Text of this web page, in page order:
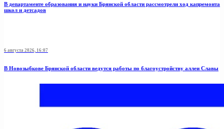
В департаменте образования и науки Брянской области рассмотрели ход капремонта
школ и детсадов
6 августа 2026, 16:07
В Новозыбкове Брянской области ведутся работы по благоустройству аллеи Славы